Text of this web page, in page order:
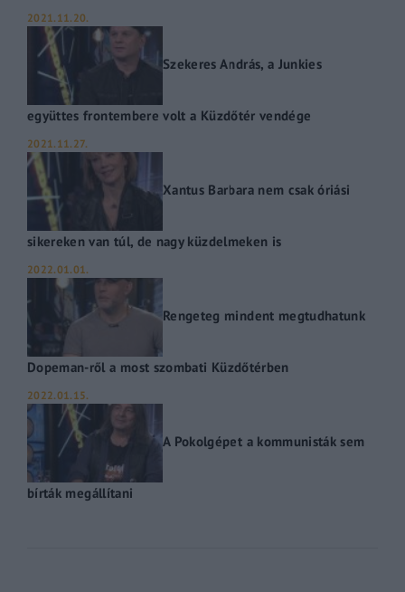
2021.11.20.
Szekeres András, a Junkies
együttes frontembere volt a Küzdőtér vendége
2021.11.27.
Xantus Barbara nem csak óriási
sikereken van túl, de nagy küzdelmeken is
2022.01.01.
Rengeteg mindent megtudhatunk
Dopeman-ről a most szombati Küzdőtérben
2022.01.15.
A Pokolgépet a kommunisták sem
bírták megállítani